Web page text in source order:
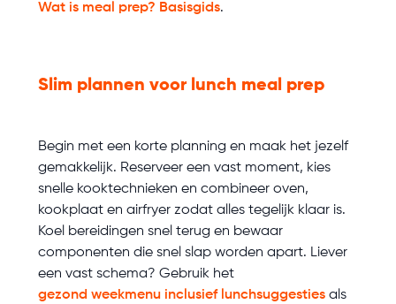
Wat is meal prep? Basisgids.
Slim plannen voor lunch meal prep
Begin met een korte planning en maak het jezelf
gemakkelijk. Reserveer een vast moment, kies
snelle kooktechnieken en combineer oven,
kookplaat en airfryer zodat alles tegelijk klaar is.
Koel bereidingen snel terug en bewaar
componenten die snel slap worden apart. Liever
een vast schema? Gebruik het
gezond weekmenu inclusief lunchsuggesties als